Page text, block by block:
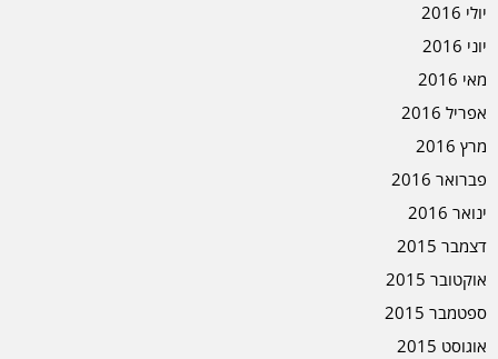
יולי 2016
יוני 2016
מאי 2016
אפריל 2016
מרץ 2016
פברואר 2016
ינואר 2016
דצמבר 2015
אוקטובר 2015
ספטמבר 2015
אוגוסט 2015